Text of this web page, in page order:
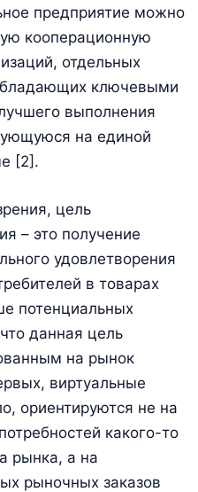
предприятие можно
кооперационную
отдельных
ключевыми
выполнения
на единой
[2].
цель
– это получение
удовлетворения
в товарах
потенциальных
данная цель
на рынок
виртуальные
ориентируются не на
какого-то
рынка, а на
рыночных заказов